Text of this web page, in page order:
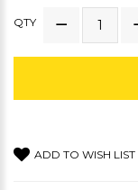
QTY
ADD TO WISH LIST